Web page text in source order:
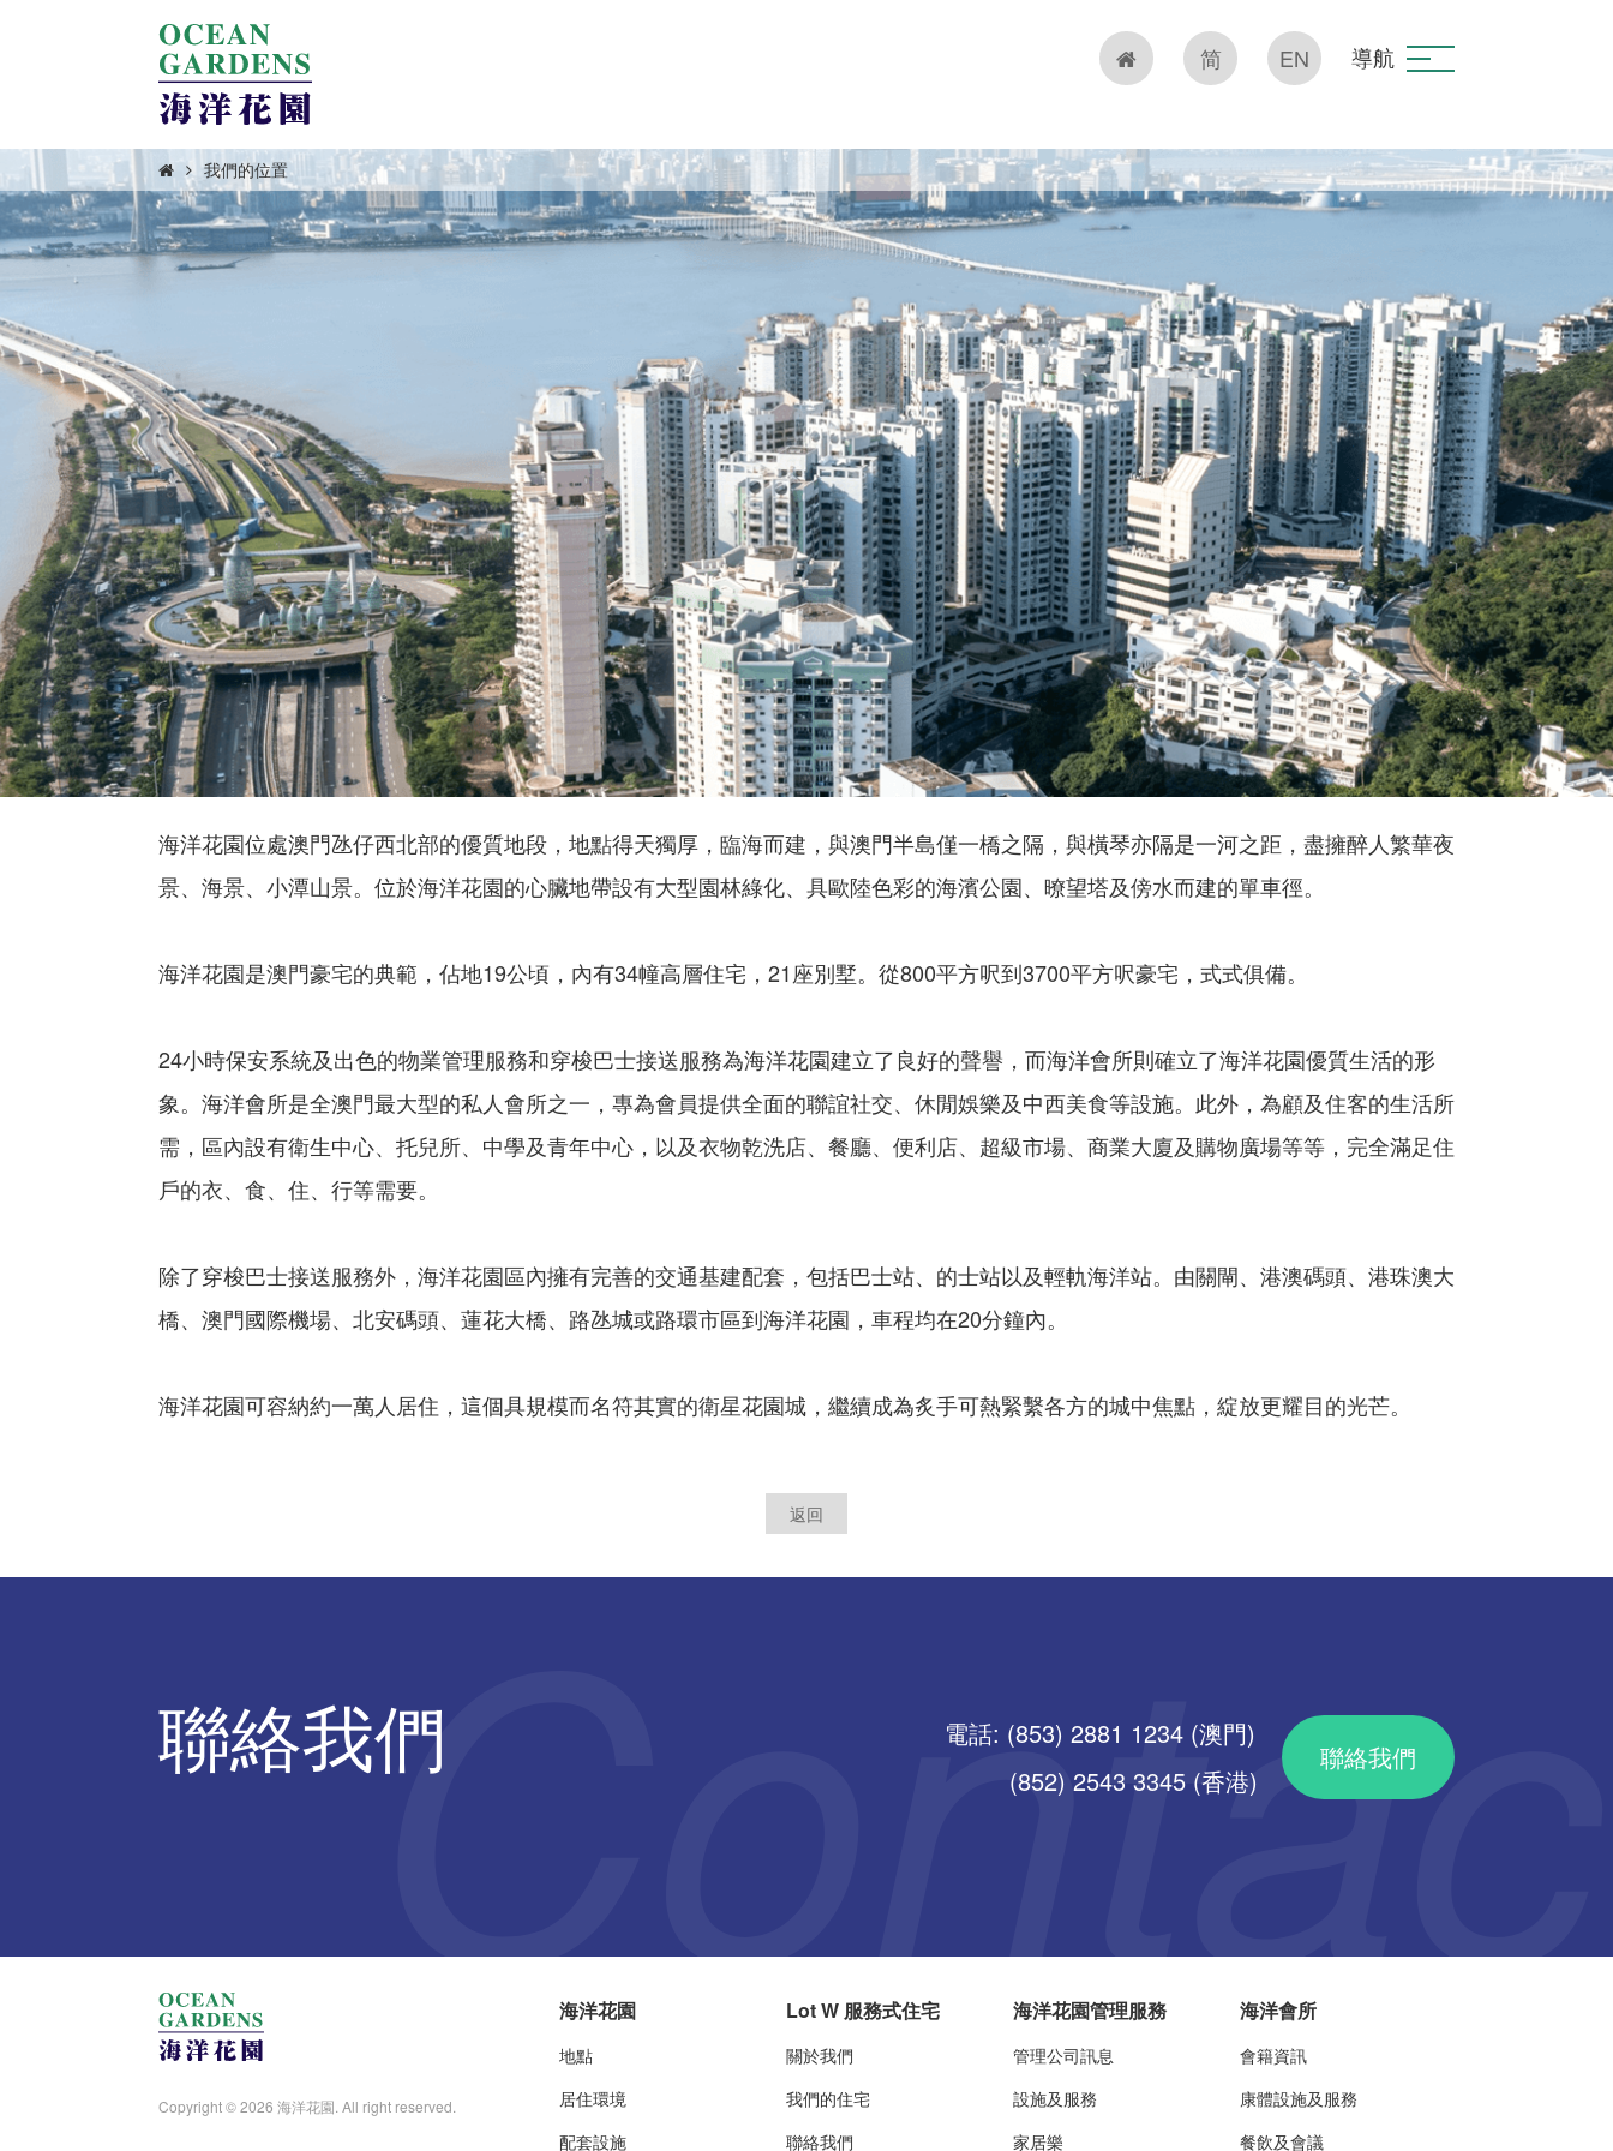
简 EN 導航
我們的位置
海洋花園位處澳門氹仔西北部的優質地段，地點得天獨厚，臨海而建，與澳門半島僅一橋之隔，與橫琴亦隔是一河之距，盡擁醉人繁華夜
景、海景、小潭山景。位於海洋花園的心臟地帶設有大型園林綠化、具歐陸色彩的海濱公園、暸望塔及傍水而建的單車徑。
海洋花園是澳門豪宅的典範，佔地19公頃，內有34幢高層住宅，21座別墅。從800平方呎到3700平方呎豪宅，式式俱備。
24小時保安系統及出色的物業管理服務和穿梭巴士接送服務為海洋花園建立了良好的聲譽，而海洋會所則確立了海洋花園優質生活的形
象。海洋會所是全澳門最大型的私人會所之一，專為會員提供全面的聯誼社交、休閒娛樂及中西美食等設施。此外，為顧及住客的生活所
需，區內設有衛生中心、托兒所、中學及青年中心，以及衣物乾洗店、餐廳、便利店、超級市場、商業大廈及購物廣場等等，完全滿足住
戶的衣、食、住、行等需要。
除了穿梭巴士接送服務外，海洋花園區內擁有完善的交通基建配套，包括巴士站、的士站以及輕軌海洋站。由關閘、港澳碼頭、港珠澳大
橋、澳門國際機場、北安碼頭、蓮花大橋、路氹城或路環市區到海洋花園，車程均在20分鐘內。
海洋花園可容納約一萬人居住，這個具規模而名符其實的衛星花園城，繼續成為炙手可熱緊繫各方的城中焦點，綻放更耀目的光芒。
返回
聯絡我們
電話: (853) 2881 1234 (澳門)
(852) 2543 3345 (香港)
聯絡我們
Copyright © 2026 海洋花園. All right reserved.
海洋花園
地點
居住環境
配套設施
Lot W 服務式住宅
關於我們
我們的住宅
聯絡我們
海洋花園管理服務
管理公司訊息
設施及服務
家居樂
海洋會所
會籍資訊
康體設施及服務
餐飲及會議